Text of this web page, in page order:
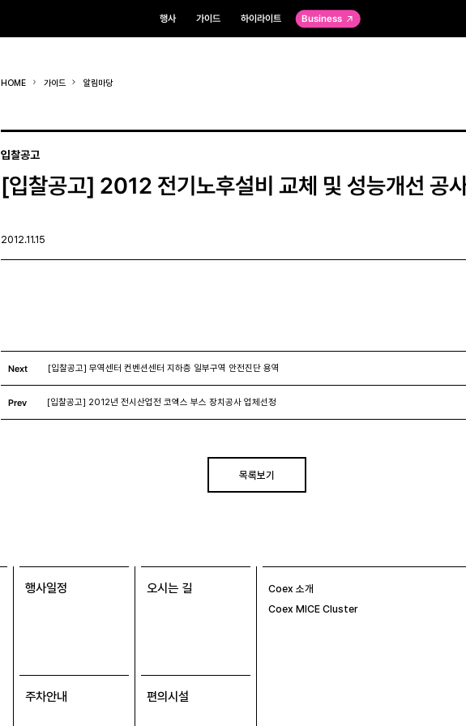
행사 가이드 하이라이트 Business
HOME 가이드 알림마당
입찰공고
[입찰공고] 2012 전기노후설비 교체 및 성능개선 공
2012.11.15
Next [입찰공고] 무역센터 컨벤션센터 지하층 일부구역 안전진단 용역
Prev [입찰공고] 2012년 전시산업전 코엑스 부스 장치공사 업체선정
목록보기
행사일정 오시는 길
주차안내 편의시설
Coex 소개
Coex MICE Cluster